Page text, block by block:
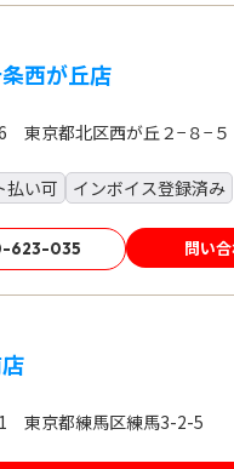
西が丘店
東京都北区西が丘２−８−５
払い可 インボイス登録済み
623-035 問い
東京都練馬区練馬3-2-5